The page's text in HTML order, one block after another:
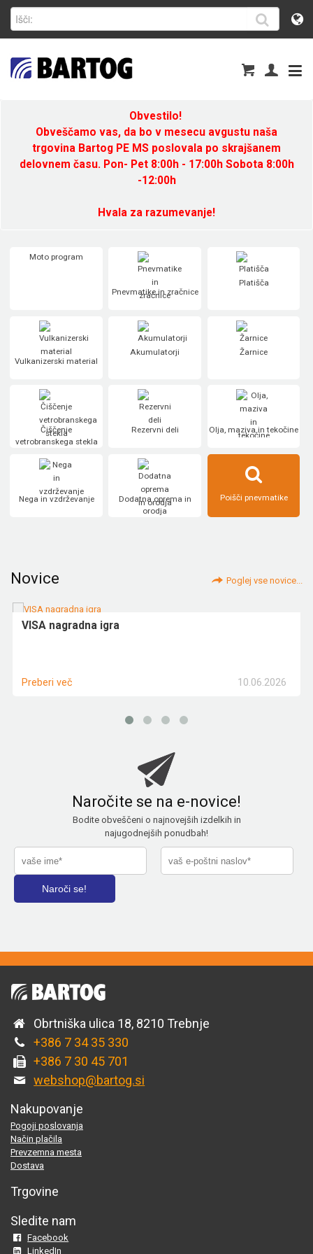
Obvestilo!
Obveščamo vas, da bo v mesecu avgustu naša
trgovina Bartog PE MS poslovala po skrajšanem
delovnem času. Pon- Pet 8:00h - 17:00h Sobota 8:00h
-12:00h
Hvala za razumevanje!
Moto program
Pnevmatike in zračnice
Platišča
Vulkanizerski material
Akumulatorji Žarnice
Čiščenje
vetrobranskega stekla
Rezervni deli Olja, maziva in tekočine
Nega in vzdrževanje
Dodatna oprema in
orodja
Poišči pnevmatike
Novice Poglej vse novice...
VISA nagradna igra
10.06.2026
Preberi več
Naročite se na e-novice!
Bodite obveščeni o najnovejših izdelkih in
najugodnejših ponudbah!
Obrtniška ulica 18, 8210 Trebnje
+386 7 34 35 330
+386 7 30 45 701
webshop@bartog.si
Nakupovanje
Pogoji poslovanja
Način plačila
Prevzemna mesta
Dostava
Trgovine
Sledite nam
Facebook
LinkedIn